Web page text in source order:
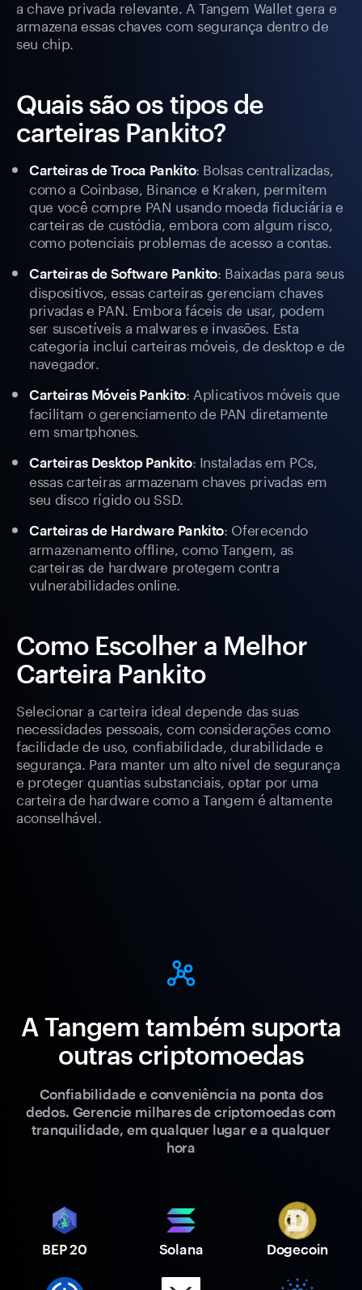
a chave privada relevante. A Tangem Wallet gera e
armazena essas chaves com segurança dentro de
seu chip.
Quais são os tipos de
carteiras Pankito?
Carteiras de Troca Pankito: Bolsas centralizadas,
como a Coinbase, Binance e Kraken, permitem
que você compre PAN usando moeda fiduciária e
carteiras de custódia, embora com algum risco,
como potenciais problemas de acesso a contas.
Carteiras de Software Pankito: Baixadas para seus
dispositivos, essas carteiras gerenciam chaves
privadas e PAN. Embora fáceis de usar, podem
ser suscetíveis a malwares e invasões. Esta
categoria inclui carteiras móveis, de desktop e de
navegador.
Carteiras Móveis Pankito: Aplicativos móveis que
facilitam o gerenciamento de PAN diretamente
em smartphones.
Carteiras Desktop Pankito: Instaladas em PCs,
essas carteiras armazenam chaves privadas em
seu disco rígido ou SSD.
Carteiras de Hardware Pankito: Oferecendo
armazenamento offline, como Tangem, as
carteiras de hardware protegem contra
vulnerabilidades online.
Como Escolher a Melhor
Carteira Pankito
Selecionar a carteira ideal depende das suas
necessidades pessoais, com considerações como
facilidade de uso, confiabilidade, durabilidade e
segurança. Para manter um alto nível de segurança
e proteger quantias substanciais, optar por uma
carteira de hardware como a Tangem é altamente
aconselhável.
A Tangem também suporta
outras criptomoedas
Confiabilidade e conveniência na ponta dos
dedos. Gerencie milhares de criptomoedas com
tranquilidade, em qualquer lugar e a qualquer
hora
BEP 20 Solana Dogecoin